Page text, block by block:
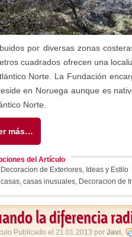
por diversas zonas
cuadrados ofrecen una
Norte. La Fundación
en Noruega aunque es
Norte.
más…
del Artículo
Decoracion de Exteriores, Ideas y Estilo
casas, casas inusuales, Decoracion de
la diferencia
Publicado el 21.01.2013 por Javi,